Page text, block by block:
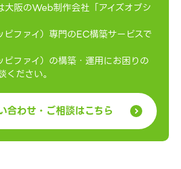
大阪のWeb制作会社「アイズオブシ
ファイ）専門のEC構築サービスで
ファイ）の構築・運用にお困りの
ださい。
合わせ・ご相談はこちら